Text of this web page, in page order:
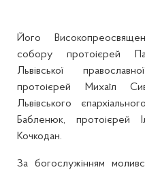
Його
собору протоієрей
Львівської
протоієрей Михаїл
Львівського
Бабленюк, протоієрей
Кочкодан.
За богослужінням